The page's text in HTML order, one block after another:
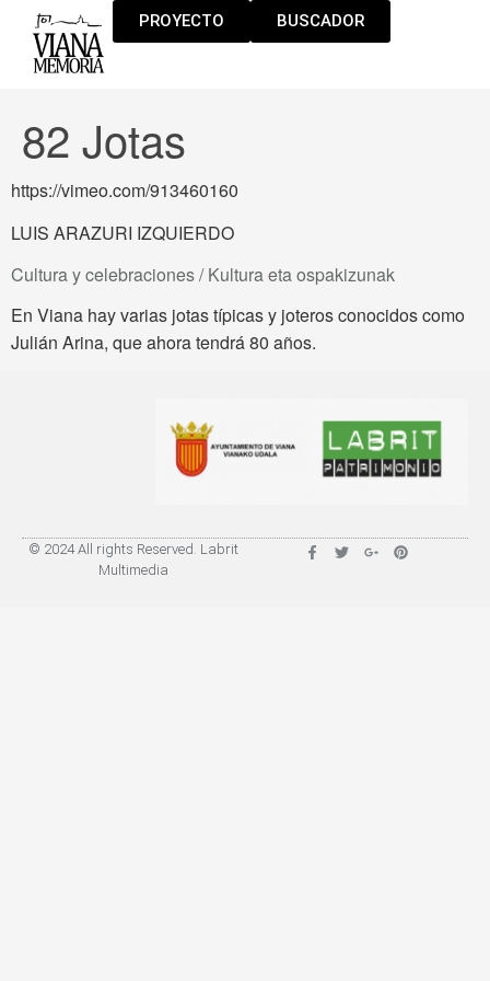
PROYECTO BUSCADOR
82 Jotas
https://vimeo.com/913460160
LUIS ARAZURI IZQUIERDO
Cultura y celebraciones / Kultura eta ospakizunak
En Viana hay varias jotas típicas y joteros conocidos como
Julián Arina, que ahora tendrá 80 años.
© 2024 All rights Reserved. Labrit
Multimedia